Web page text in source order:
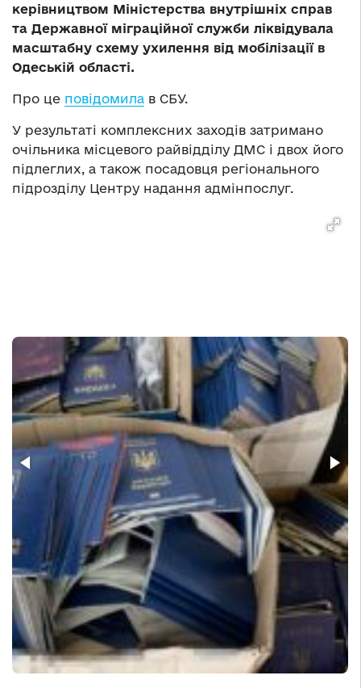
керівництвом Міністерства внутрішніх справ
та Державної міграційної служби ліквідувала
масштабну схему ухилення від мобілізації в
Одеській області.
Про це повідомила в СБУ.
У результаті комплексних заходів затримано
очільника місцевого райвідділу ДМС і двох його
підлеглих, а також посадовця регіонального
підрозділу Центру надання адмінпослуг.